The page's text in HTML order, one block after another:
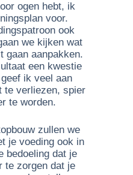
ogen hebt, ik
voor.
ook
we kijken wat
gaan aanpakken.
een kwestie
ik veel aan
te verliezen, spier
te worden.
zullen we
je voeding ook in
bedoeling dat je
te zorgen dat je